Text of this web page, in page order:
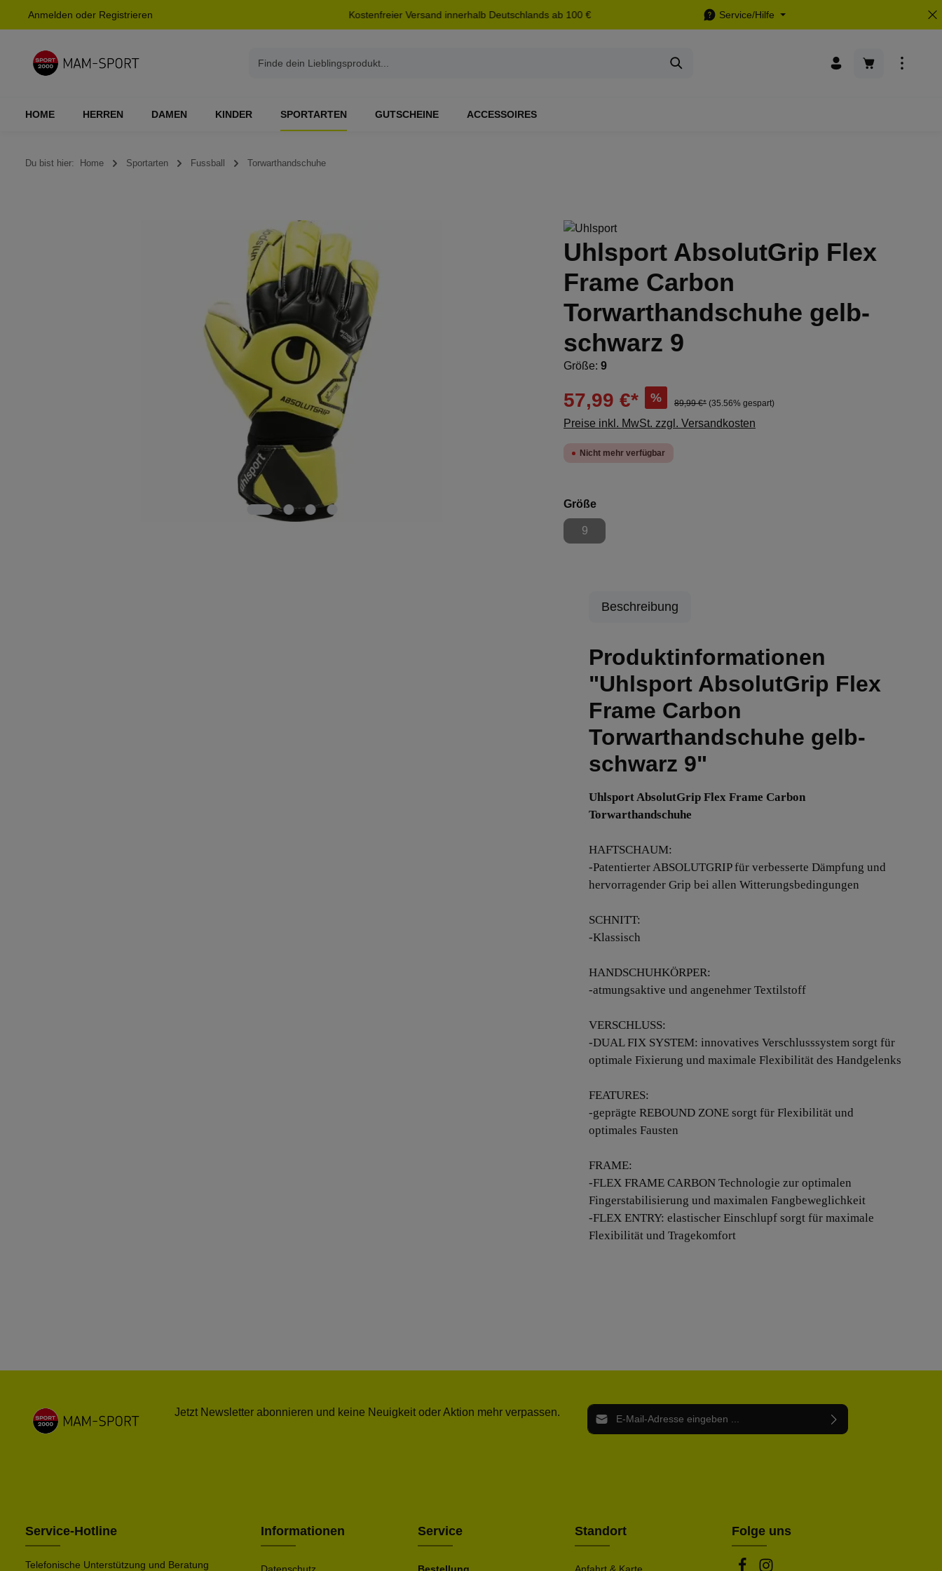
Zur Hauptnavigation springen
Anmelden oder Registrieren Kostenfreier Versand innerhalb Deutschlands ab 100 € Service/Hilfe
Warenkorb
HOME HERREN DAMEN KINDER SPORTARTEN GUTSCHEINE ACCESSOIRES
Du bist hier: Home Sportarten Fussball Torwarthandschuhe
Uhlsport AbsolutGrip Flex
Frame Carbon
Torwarthandschuhe gelb-
schwarz 9
Größe: 9
57,99 €* % 89,99 €* (35.56% gespart)
Preise inkl. MwSt. zzgl. Versandkosten
Nicht mehr verfügbar
Größeauswählen
9
(Diese Option ist zurzeit nicht verfügbar.)
Beschreibung
Produktinformationen
"Uhlsport AbsolutGrip Flex
Frame Carbon
Torwarthandschuhe gelb-
schwarz 9"
Uhlsport AbsolutGrip Flex Frame Carbon
Torwarthandschuhe
HAFTSCHAUM:
-Patentierter ABSOLUTGRIP für verbesserte Dämpfung und
hervorragender Grip bei allen Witterungsbedingungen
SCHNITT:
-Klassisch
HANDSCHUHKÖRPER:
-atmungsaktive und angenehmer Textilstoff
VERSCHLUSS:
-DUAL FIX SYSTEM: innovatives Verschlusssystem sorgt für
optimale Fixierung und maximale Flexibilität des Handgelenks
FEATURES:
-geprägte REBOUND ZONE sorgt für Flexibilität und
optimales Fausten
FRAME:
-FLEX FRAME CARBON Technologie zur optimalen
Fingerstabilisierung und maximalen Fangbeweglichkeit
-FLEX ENTRY: elastischer Einschlupf sorgt für maximale
Flexibilität und Tragekomfort
Jetzt Newsletter abonnieren und keine Neuigkeit oder Aktion mehr verpassen. E-Mail-Adresse*
Service-Hotline
Telefonische Unterstützung und Beratung
Informationen Service Standort Folge uns